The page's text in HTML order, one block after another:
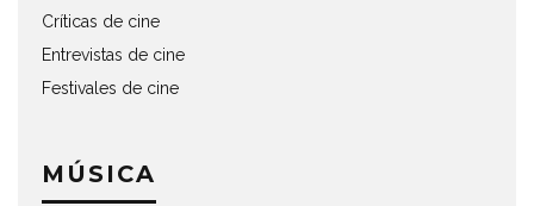
Críticas de cine
Entrevistas de cine
Festivales de cine
MÚSICA